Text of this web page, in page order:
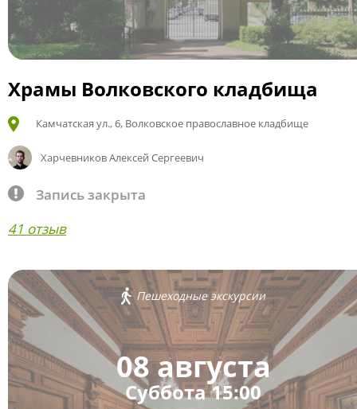
Храмы Волковского кладбища
Камчатская ул., 6, Волковское православное кладбище
Харчевников Алексей Сергеевич
Запись закрыта
41 отзыв
Пешеходные экскурсии
08 августа
Суббота 15:00